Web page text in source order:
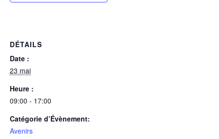
DÉTAILS
Date :
23 mai
Heure :
09:00 - 17:00
Catégorie d’Évènement:
Avenirs